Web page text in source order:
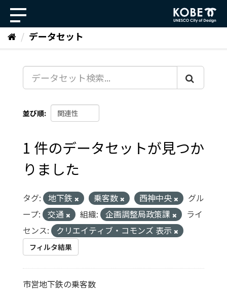
ッ
データセット
並び順
1 件のデータセットが見つか
りました
タグ: 地下鉄 乗客数 西神中央
グル
ープ:
交通 組織: 企画調整局政策課
ライ
センス:
クリエイティブ・コモンズ 表示
フィルタ結果
市営地下鉄の乗客数